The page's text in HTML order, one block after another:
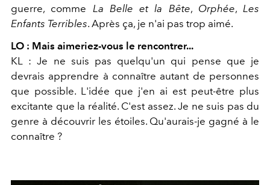
guerre, comme La Belle et la Bête, Orphée, Les
Enfants Terribles. Après ça, je n'ai pas trop aimé.
LO : Mais aimeriez-vous le rencontrer...
KL : Je ne suis pas quelqu'un qui pense que je
devrais apprendre à connaître autant de personnes
que possible. L'idée que j'en ai est peut-être plus
excitante que la réalité. C'est assez. Je ne suis pas du
genre à découvrir les étoiles. Qu'aurais-je gagné à le
connaître ?